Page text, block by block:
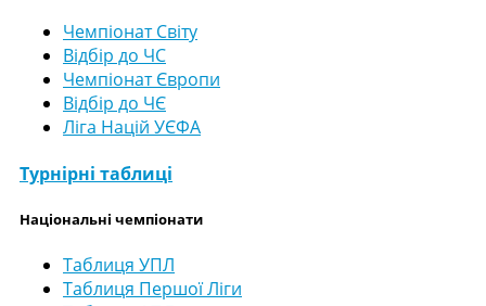
Чемпіонат Світу
Відбір до ЧС
Чемпіонат Європи
Відбір до ЧЄ
Ліга Націй УЄФА
Турнірні таблиці
Національні чемпіонати
Таблиця УПЛ
Таблиця Першої Ліги